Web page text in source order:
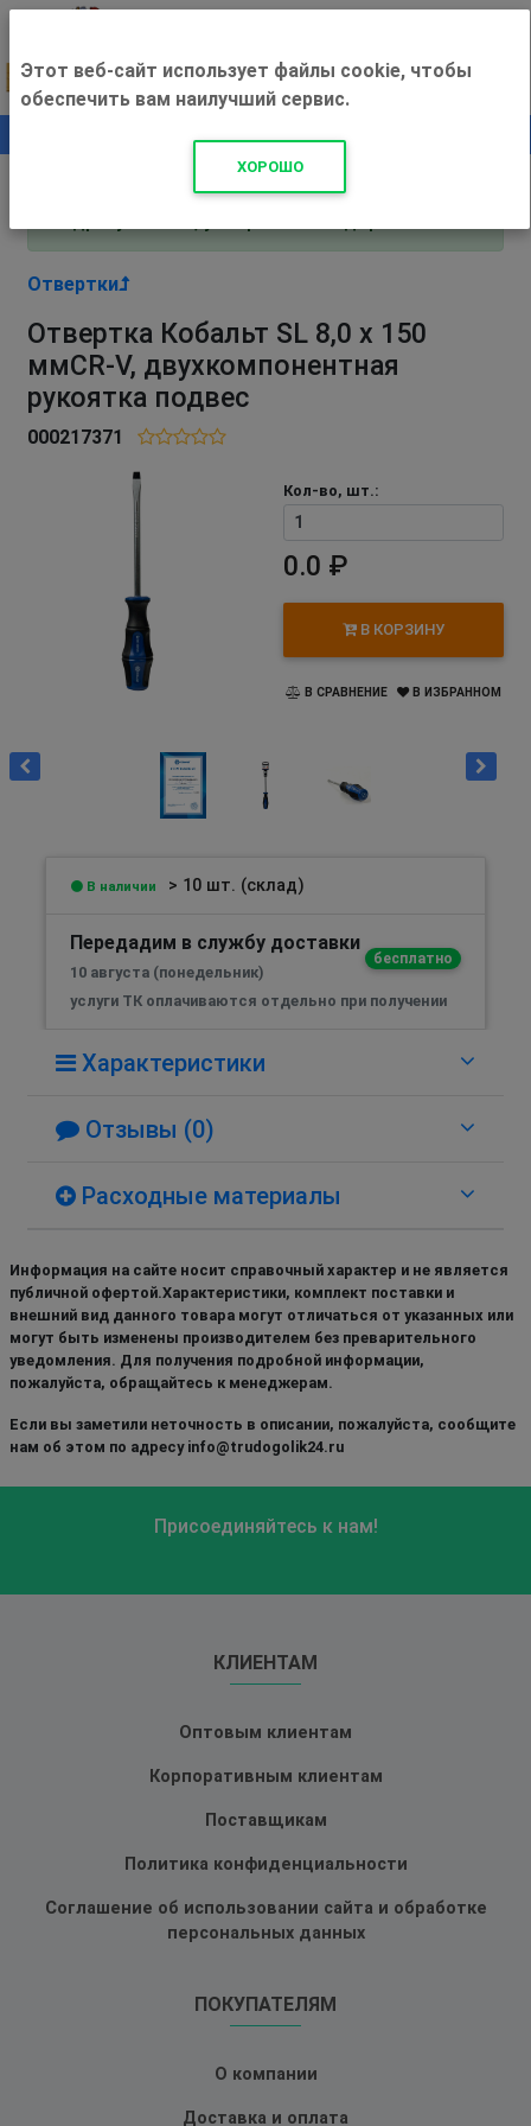
+500 ₽
Внимание! С 3 августа магазин работает по
Отвертки
Отвертка Кобальт SL 8,0 х 150
ммCR-V, двухкомпонентная
рукоятка подвес
000217371
Кол-во, шт.:
0.0 ₽
В КОРЗИНУ
В СРАВНЕНИЕ В ИЗБРАННОМ
В наличии > 10 шт. (склад)
Передадим в службу доставки
бесплатно
10 августа (понедельник)
услуги ТК оплачиваются отдельно при получении
Характеристики
Отзывы (0)
Расходные материалы
Информация на сайте носит справочный характер и не является
публичной офертой.Характеристики, комплект поставки и
внешний вид данного товара могут отличаться от указанных или
могут быть изменены производителем без преварительного
уведомления. Для получения подробной информации,
пожалуйста, обращайтесь к менеджерам.
Если вы заметили неточность в описании, пожалуйста, сообщите
нам об этом по адресу info@trudogolik24.ru
Присоединяйтесь к нам!
КЛИЕНТАМ
Оптовым клиентам
Корпоративным клиентам
Поставщикам
Политика конфиденциальности
Соглашение об использовании сайта и обработке
персональных данных
ПОКУПАТЕЛЯМ
О компании
Доставка и оплата
Этот веб-сайт использует файлы cookie, чтобы
обеспечить вам наилучший сервис.
ХОРОШО